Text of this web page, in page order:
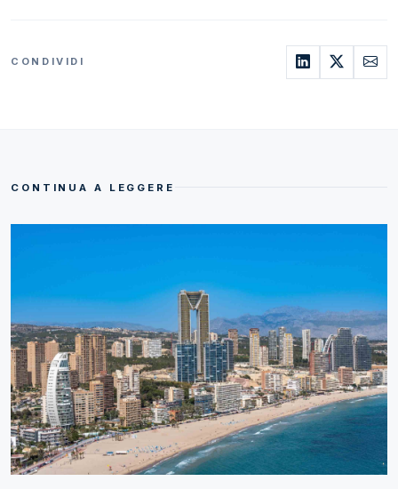
CONDIVIDI
CONTINUA A LEGGERE